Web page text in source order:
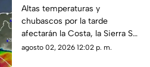
que esperan lluvias y
calor
Altas temperaturas y
chubascos por la tarde
afectarán la Costa, la Sierra Sur
e Istmo durante la jornada.
agosto 02, 2026 12:02 p. m.